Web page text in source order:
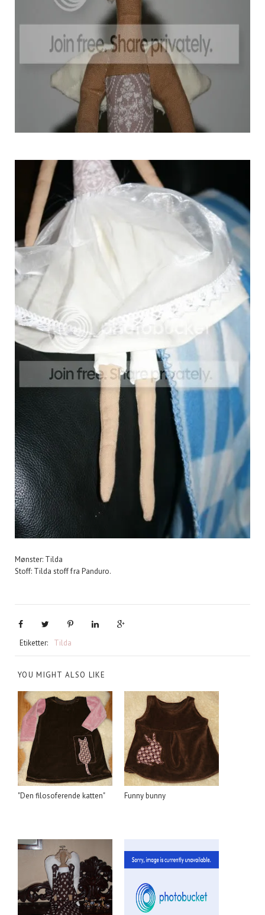
Mønster: Tilda
Stoff: Tilda stoff fra Panduro.
Etiketter: Tilda
YOU MIGHT ALSO LIKE
"Den filosoferende katten" Funny bunny